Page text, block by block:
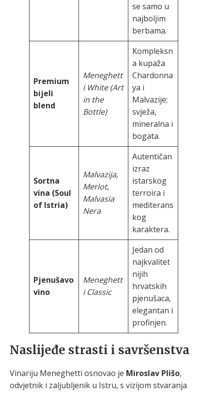
se samo u
najboljim
berbama.
Premium
bijeli
blend
Meneghett
i White (Art
in the
Bottle)
Kompleksn
a kupaža
Chardonna
ya i
Malvazije;
svježa,
mineralna i
bogata.
Sortna
vina (Soul
of Istria)
Malvazija,
Merlot,
Malvasia
Nera
Autentičan
izraz
istarskog
terroira i
mediterans
kog
karaktera.
Pjenušavo
vino
Meneghett
i Classic
Jedan od
najkvalitet
nijih
hrvatskih
pjenušaca,
elegantan i
profinjen.
Naslijeđe strasti i savršenstva
Vinariju Meneghetti osnovao je Miroslav Plišo,
odvjetnik i zaljubljenik u Istru, s vizijom stvaranja